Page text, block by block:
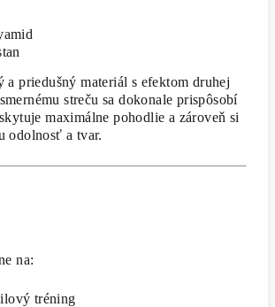
a priedušný materiál s efektom druhej
streču sa dokonale prispôsobí
maximálne pohodlie a zároveň si
odolnosť a tvar.
na:
tréning